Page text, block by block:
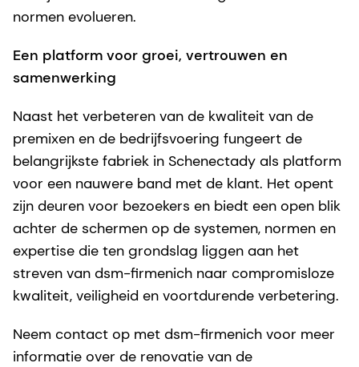
normen evolueren.
Een platform voor groei, vertrouwen en
samenwerking
Naast het verbeteren van de kwaliteit van de
premixen en de bedrijfsvoering fungeert de
belangrijkste fabriek in Schenectady als platform
voor een nauwere band met de klant. Het opent
zijn deuren voor bezoekers en biedt een open blik
achter de schermen op de systemen, normen en
expertise die ten grondslag liggen aan het
streven van dsm-firmenich naar compromisloze
kwaliteit, veiligheid en voortdurende verbetering.
Neem contact op met dsm-firmenich voor meer
informatie over de renovatie van de